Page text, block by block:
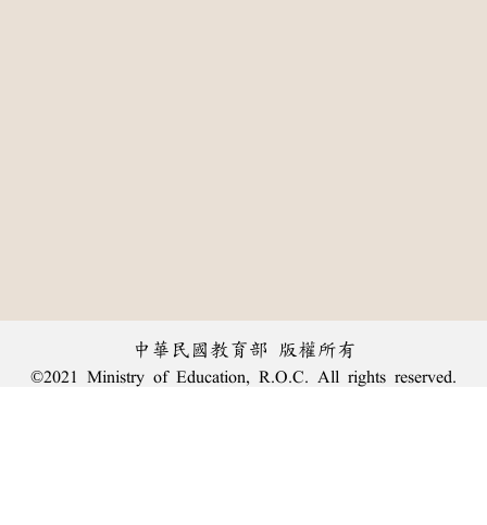
中華民國教育部 版權所有
©2021 Ministry of Education, R.O.C. All rights reserved.